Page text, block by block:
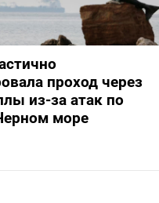
проход через
из-за атак по
море